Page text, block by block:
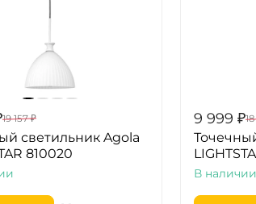
19 157 ₽
светильник Agola
810020
9 999 ₽
В наличии